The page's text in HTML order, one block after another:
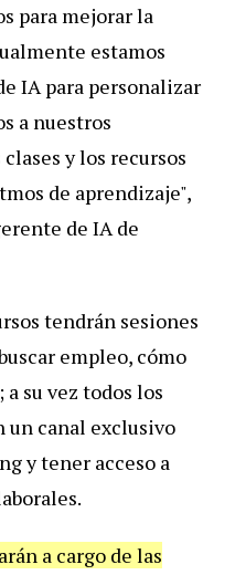
para mejorar la
estamos
IA para personalizar
a nuestros
y los recursos
de aprendizaje",
de IA de
tendrán sesiones
empleo, cómo
su vez todos los
un canal exclusivo
y tener acceso a
a cargo de las